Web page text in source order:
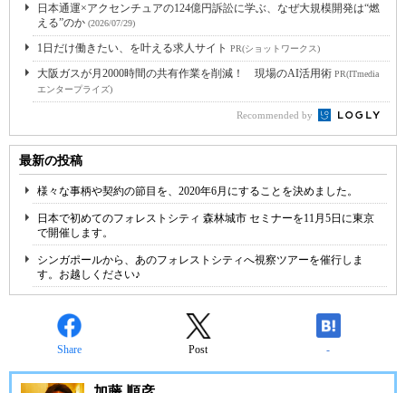
日本通運×アクセンチュアの124億円訴訟に学ぶ、なぜ大規模開発は“燃
える”のか (2026/07/29)
1日だけ働きたい、を叶える求人サイト PR(ショットワークス)
大阪ガスが月2000時間の共有作業を削減！ 現場のAI活用術 PR(ITmedia
エンタープライズ)
Recommended by
最新の投稿
様々な事柄や契約の節目を、2020年6月にすることを決めました。
日本で初めてのフォレストシティ 森林城市 セミナーを11月5日に東京
で開催します。
シンガポールから、あのフォレストシティへ視察ツアーを催行しま
す。お越しください♪
Share Post -